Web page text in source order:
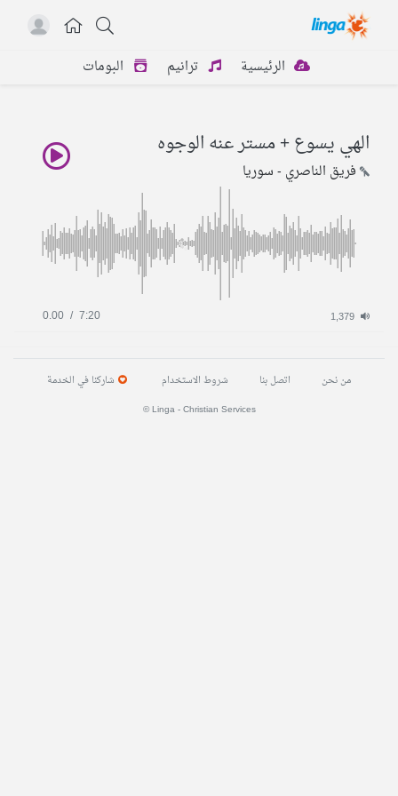
الرئيسية ترانيم البومات
الهي يسوع + مستر عنه الوجوه
فريق الناصري - سوريا
0.00 / 7:20
من نحن اتصل بنا شروط الاستخدام
شاركنا في الخدمة
© Linga - Christian Services